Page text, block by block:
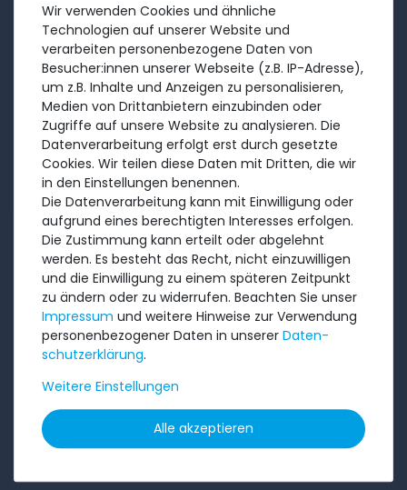
Wir verwenden Cookies und ähnliche
Technologien auf unserer Website und
verarbeiten personenbezogene Daten von
Besucher:innen unserer Webseite (z.B. IP-Adresse),
um z.B. Inhalte und Anzeigen zu personalisieren,
Medien von Drittanbietern einzubinden oder
Zugriffe auf unsere Website zu analysieren. Die
Datenverarbeitung erfolgt erst durch gesetzte
Cookies. Wir teilen diese Daten mit Dritten, die wir
in den Einstellungen benennen.
Die Datenverarbeitung kann mit Einwilligung oder
aufgrund eines berechtigten Interesses erfolgen.
Die Zustimmung kann erteilt oder abgelehnt
werden. Es besteht das Recht, nicht einzuwilligen
und die Einwilligung zu einem späteren Zeitpunkt
zu ändern oder zu widerrufen. Beachten Sie unser
Impressum und weitere Hinweise zur Verwendung
personenbezogener Daten in unserer Daten­
schutz­erklärung.
Weitere Einstellungen
Alle akzeptieren
Ankauf
Referenzen
Bewertungen
Versandkosten
Zahlungsarten
RECHTLICHES
AGB
Widerrufs­recht
Batterieentsorgung
Datenschutzerklärung
Barrierefreiheitserklärung
Impressum